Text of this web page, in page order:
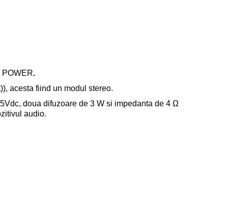
.
acesta fiind un modul stereo.
dc, doua difuzoare de 3 W si impedanta de 4 Ω
audio.